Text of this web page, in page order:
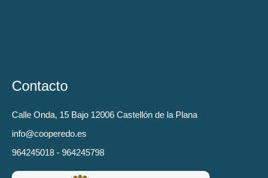
Contacto
Calle Onda, 15 Bajo 12006 Castellón de la Plana
info@cooperedo.es
964245018 - 964245798